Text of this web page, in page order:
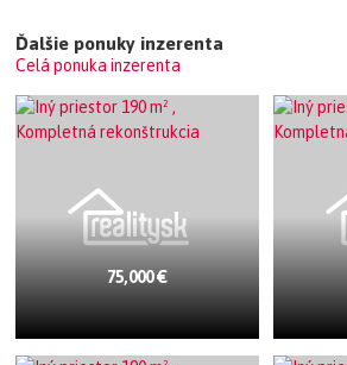
Ďalšie ponuky inzerenta
Celá ponuka inzerenta
75,000 €